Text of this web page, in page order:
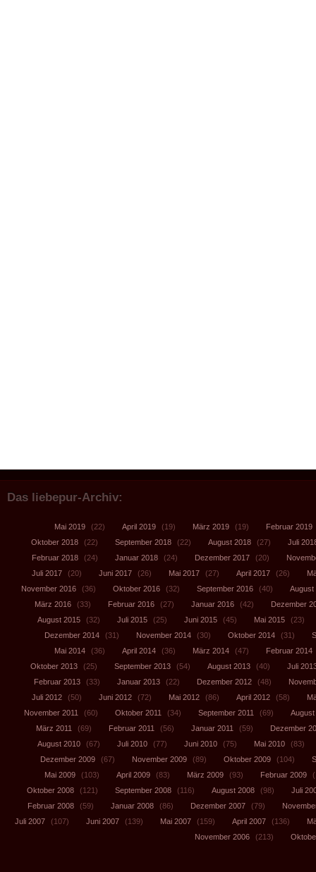
Das liebepur-Archiv:
Mai 2019 (22) April 2019 (19) März 2019 (19) Februar 2019
Oktober 2018
(22) September 2018 (22) August 2018 (27)
Juli
Februar 2018
(24) Januar 2018 (24) Dezember 2017 (20)
Juli 2017
(20) Juni 2017 (26) Mai 2017 (27) April 2017 (26)
November 2016
(36) Oktober 2016 (32) September 2016 (40)
August
März 2016
(33) Februar 2016 (27) Januar 2016 (42)
Dezember
August 2015
(32) Juli 2015 (25) Juni 2015 (45) Mai 2015
(23)
Dezember 2014
(31) November 2014 (30) Oktober 2014 (31)
Mai 2014
(36) April 2014 (36) März 2014 (47) Februar 2014
Oktober 2013
(25) September 2013 (54) August 2013 (40)
Juli
Februar 2013
(33) Januar 2013 (22) Dezember 2012 (48)
Juli 2012
(50) Juni 2012 (72) Mai 2012 (86) April 2012 (58)
November 2011
(60) Oktober 2011 (34) September 2011 (69)
August
März 2011
(69) Februar 2011 (56) Januar 2011 (59)
Dezember
August 2010
(67) Juli 2010 (77) Juni 2010 (75) Mai 2010
(83)
Dezember 2009
(67) November 2009 (89) Oktober 2009 (104)
Mai 2009
(103) April 2009 (83) März 2009 (93) Februar 2009
Oktober 2008
(121) September 2008 (116) August 2008 (98)
Juli
Februar 2008
(59) Januar 2008 (86) Dezember 2007 (79)
Juli 2007
(107) Juni 2007 (139) Mai 2007 (159) April 2007 (136)
November 2006
(213)